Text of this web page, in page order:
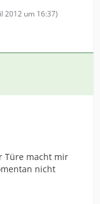
2012 um 16:37)
Türe macht mir
nicht